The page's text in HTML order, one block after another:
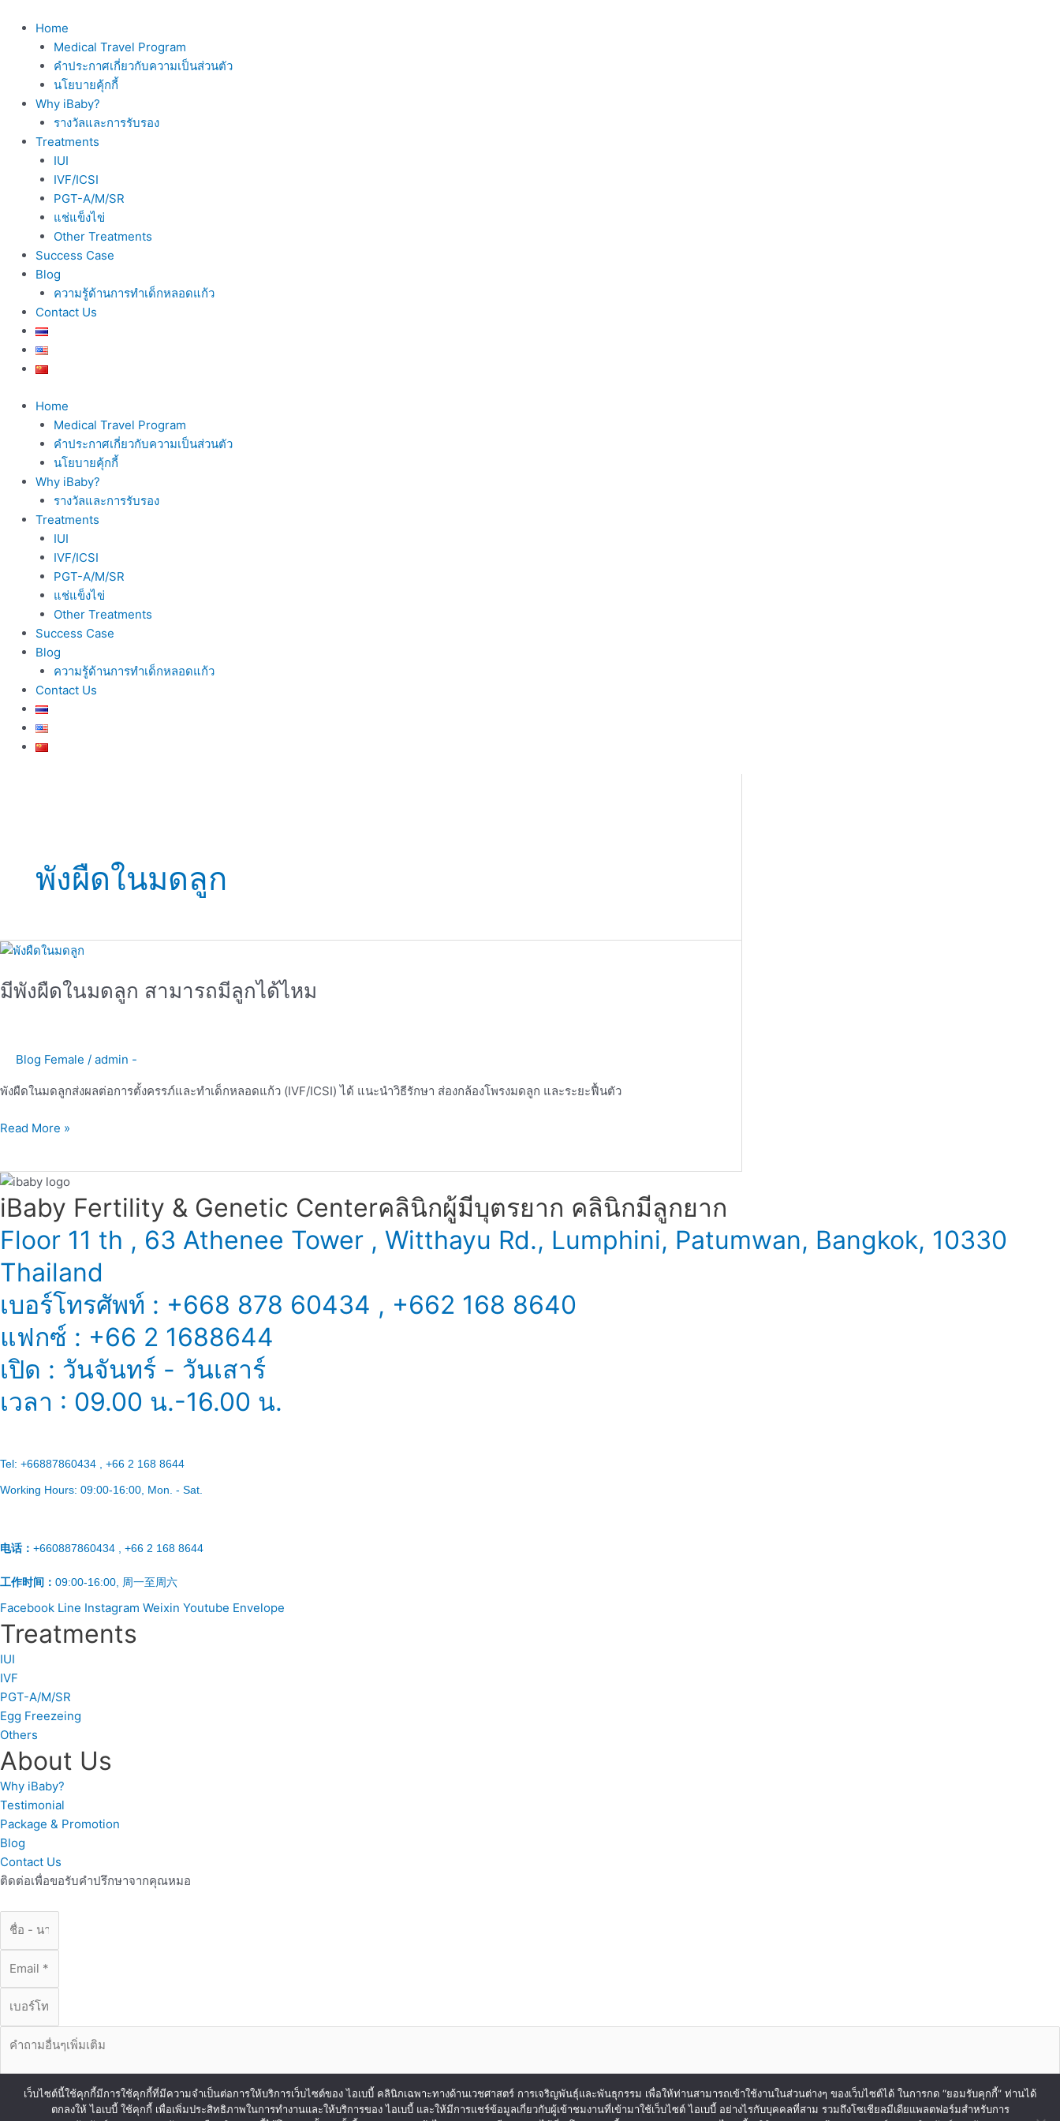
content
Home
Medical Travel Program
คำประกาศเกี่ยวกับความเป็นส่วนตัว
นโยบายคุ้กกี้
Why iBaby?
รางวัลและการรับรอง
Treatments
IUI
IVF/ICSI
PGT-A/M/SR
แช่แข็งไข่
Other Treatments
Success Case
Blog
ความรู้ด้านการทำเด็กหลอดแก้ว
Contact Us
Home
Medical Travel Program
คำประกาศเกี่ยวกับความเป็นส่วนตัว
นโยบายคุ้กกี้
Why iBaby?
รางวัลและการรับรอง
Treatments
IUI
IVF/ICSI
PGT-A/M/SR
แช่แข็งไข่
Other Treatments
Success Case
Blog
ความรู้ด้านการทำเด็กหลอดแก้ว
Contact Us
พังผืดในมดลูก
มีพังผืดในมดลูก สามารถมีลูกได้ไหม
Blog Female / admin -
พังผืดในมดลูกส่งผลต่อการตั้งครรภ์และทำเด็กหลอดแก้ว (IVF/ICSI) ได้ แนะนำวิธีรักษา ส่องกล้องโพรงมดลูก และระยะฟื้นตัว
มี
ใน
ไหม
Read More »
iBaby Fertility & Genetic Center​ คลินิกผู้มีบุตรยาก คลินิกมีลูกยาก
Floor 11 th , 63 Athenee Tower , Witthayu Rd., Lumphini, Patumwan, Bangkok, 10330
Thailand
เบอร์โทรศัพท์ : +668 878 60434 , +662 168 8640
แฟกซ์ : +66 2 1688644
เปิด : วันจันทร์ - วันเสาร์
เวลา : 09.00 น.-16.00 น.
Tel: +66887860434 , +66 2 168 8644
Working Hours: 09:00-16:00 , Mon. - Sat.
电话： +660887860434 , +66 2 168 8644
工作时间： 09:00-16:00, 周一至周六
Facebook Line Instagram Weixin Youtube Envelope
Treatments
IUI
IVF
PGT-A/M/SR
Egg Freezeing
Others
About Us
Why iBaby?
Testimonial
Package & Promotion
Blog
Contact Us
ติดต่อเพื่อขอรับคำปรึกษาจากคุณหมอ
เว็บไซต์นี้ใช้คุกกี้มีการใช้คุกกี้ที่มีความจำเป็นต่อการให้บริการเว็บไซต์ของ ไอเบบี้ คลินิกเฉพาะทางด้านเวชศาสตร์ การเจริญพันธุ์และพันธุกรรม เพื่อให้ท่านสามารถเข้าใช้งานในส่วนต่างๆ ของเว็บไซต์ได้ ในการกด “ยอมรับคุกกี้” ท่านได้
ตกลงให้ ไอเบบี้ ใช้คุกกี้ เพื่อเพิ่มประสิทธิภาพในการทำงานและให้บริการของ ไอเบบี้ และให้มีการแชร์ข้อมูลเกี่ยวกับผู้เข้าชมงานที่เข้ามาใช้เว็บไซต์ ไอเบบี้ อย่างไรกับบุคคลที่สาม รวมถึงโซเชียลมีเดียแพลตฟอร์มสำหรับการ